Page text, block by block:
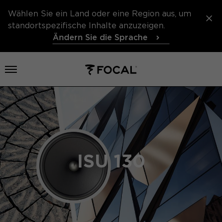
Wählen Sie ein Land oder eine Region aus, um
standortspezifische Inhalte anzuzeigen.
Ändern Sie die Sprache
Menü öffnen
ISU 130